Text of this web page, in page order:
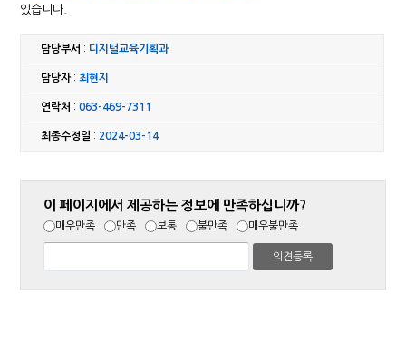
있습니다.
담당부서 : 디지털교육기획과
담당자:최현지
연락처 :063-469-7311
최종수정일 : 2024-03-14
이 페이지에서 제공하는 정보에 만족하십니까?
매우만족 만족 보통 불만족 매우불만족